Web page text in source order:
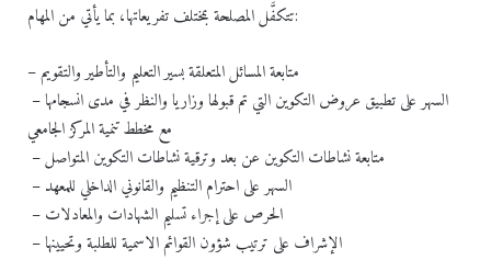
تتكفَّل المصلحة بمختلف تفريعاتها، بما يأتي من المهام:
– متابعة المسائل المتعلقة بسير التعليم والتأطير والتقويم
– السهر على تطبيق عروض التكوين التي تم قبولها وزاريا والنظر في مدى انسجامها
مع مخطط تنمية المركز الجامعي
– متابعة نشاطات التكوين عن بعد وترقية نشاطات التكوين المتواصل
– السهر على احترام التنظيم والقانوني الداخلي للمعهد
– الحرص على إجراء تسليم الشهادات والمعادلات
– الإشراف على ترتيب شؤون القوائم الاسمية للطلبة وتحيينها